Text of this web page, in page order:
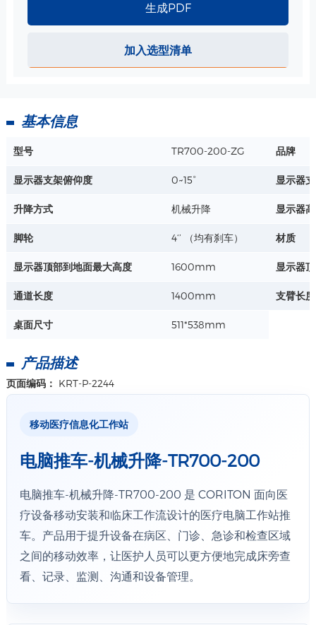
软镜支架探头支撑架 规格
圆孔1-直径：29.6mm
圆孔2-直径：38.6mm
曲杆高度：500mm
生成PDF
加入选型清单
基本信息
型号 TR700-200-ZG 品牌
显示器支架俯仰度 0~15° 显示器
升降方式 机械升降 显示器
脚轮 4‘’ （均有刹车） 材质
显示器顶部到地面最大高度 1600mm 显示器
通道长度 1400mm 支臂长度
桌面尺寸 511*538mm
产品描述
页面编码： KRT-P-2244
移动医疗信息化工作站
电脑推车-机械升降-TR700-200
电脑推车-机械升降-TR700-200 是 CORITON 面向医
疗设备移动安装和临床工作流设计的医疗电脑工作站推
车。产品用于提升设备在病区、门诊、急诊和检查区域
之间的移动效率，让医护人员可以更方便地完成床旁查
看、记录、监测、沟通和设备管理。